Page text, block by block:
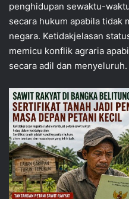
penghidupan sewaktu-
secara hukum apabila tidak
negara. Ketidakjelasan
memicu konflik agraria
secara adil dan menyeluruh.